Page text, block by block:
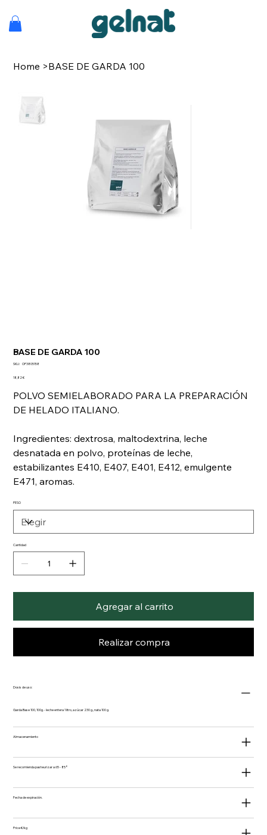
Home >BASE DE GARDA 100
BASE DE GARDA 100
SKU:
SKU
OP3805158
Precio
18,82 €
POLVO SEMIELABORADO PARA LA PREPARACIÓN
DE HELADO ITALIANO.
Ingredientes: dextrosa, maltodextrina, leche
desnatada en polvo, proteínas de leche,
estabilizantes E410, E407, E401, E412, emulgente
E471, aromas.
PESO
Cantidad
Agregar al carrito
Realizar compra
Dosis de uso:
Garda Base 100, 100g. - leche entera 1 litro, azúcar 230 g., nata 100 g.
Almacenamiento
Se recomienda pasteurizar a 65 - 85°
Fecha de expiración.
Price €/kg